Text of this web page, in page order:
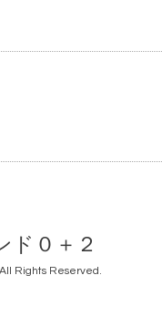
ド０＋２
Rights Reserved.